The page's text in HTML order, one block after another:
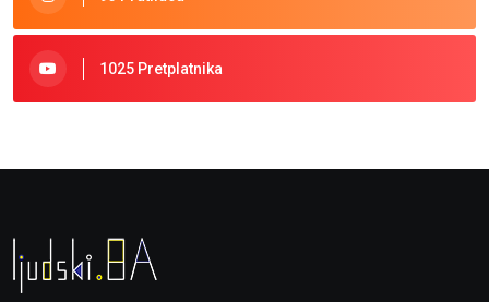
1025 Pretplatnika